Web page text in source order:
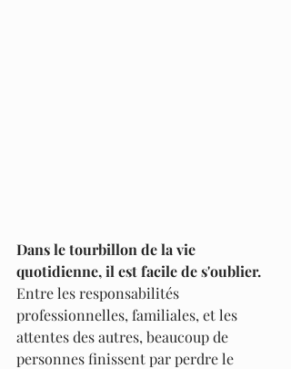
Dans le tourbillon de la vie
quotidienne, il est facile de s'oublier.
Entre les responsabilités
professionnelles, familiales, et les
attentes des autres, beaucoup de
personnes finissent par perdre le